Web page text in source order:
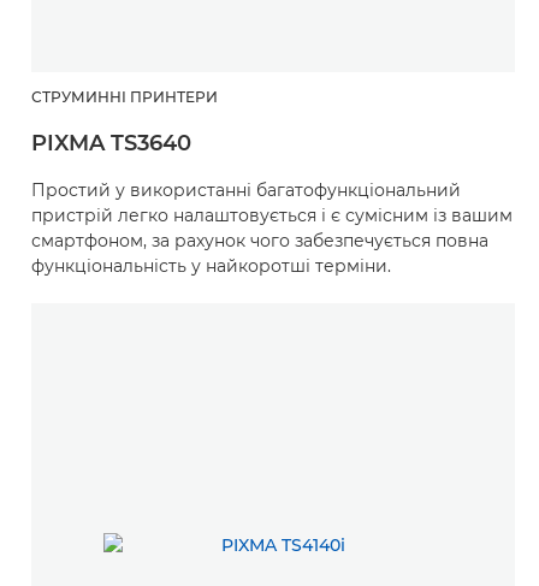
СТРУМИННІ ПРИНТЕРИ
PIXMA TS3640
Простий у використанні багатофункціональний
пристрій легко налаштовується і є сумісним із вашим
смартфоном, за рахунок чого забезпечується повна
функціональність у найкоротші терміни.